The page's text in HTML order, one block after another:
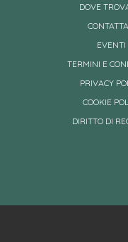
DOVE
EVENTI
TERMINI E
PRIVACY
COOKIE
DIRITTO DI